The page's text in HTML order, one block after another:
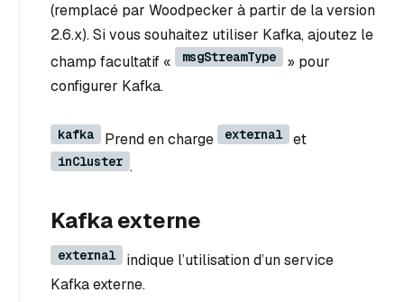
(remplacé par Woodpecker à partir de la version
2.6.x). Si vous souhaitez utiliser Kafka, ajoutez le
champ facultatif «
msgStreamType
» pour
configurer Kafka.
kafka Prend en charge external et
inCluster .
Kafka externe
external
indique l’utilisation d’un service
Kafka externe.